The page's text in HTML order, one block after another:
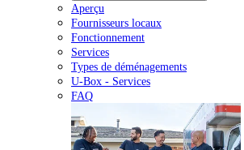
Aperçu
Fournisseurs locaux
Fonctionnement
Services
Types de déménagements
U-Box - Services
FAQ